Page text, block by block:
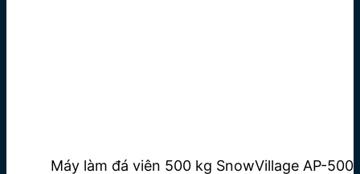
Máy làm đá viên 500 kg SnowVillage AP-500